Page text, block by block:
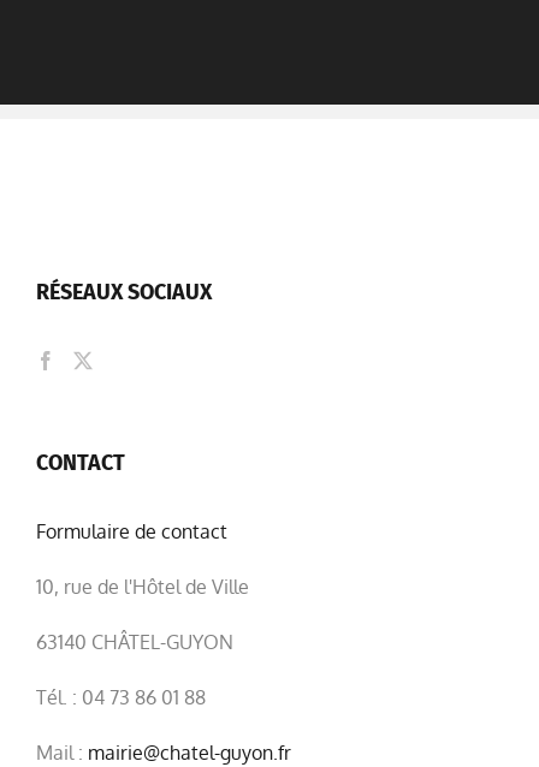
RÉSEAUX SOCIAUX
CONTACT
Formulaire de contact
10, rue de l'Hôtel de Ville
63140 CHÂTEL-GUYON
Tél. : 04 73 86 01 88
Mail : mairie@chatel-guyon.fr